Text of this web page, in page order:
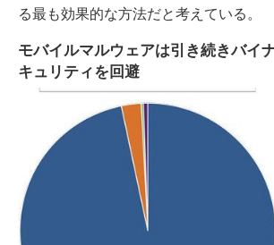
る最も効果的な方法だと考えている。
モバイルマルウェアは引き続きバイ
キュリティを回避